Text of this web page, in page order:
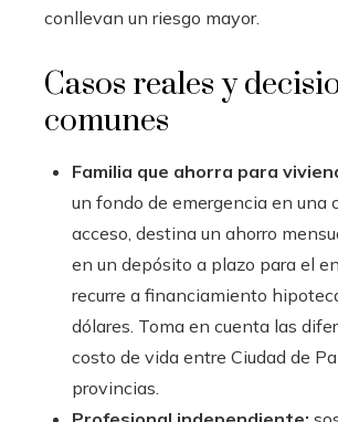
conllevan un riesgo mayor.
Casos reales y
comunes
Familia que ahorra para
un fondo de emergencia en una
acceso, destina un ahorro
en un depósito a plazo para el
recurre a financiamiento
dólares. Toma en cuenta las
costo de vida entre Ciudad de
provincias.